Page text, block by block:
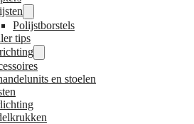
Polijstborstels
tips
en stoelen